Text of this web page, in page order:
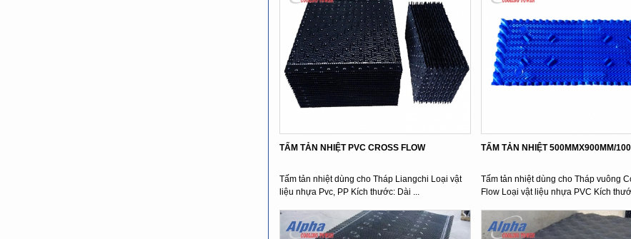
TẤM TẢN NHIỆT PVC CROSS FLOW
Tấm tản nhiệt dùng cho Tháp Liangchi Loại vật
liệu nhựa Pvc, PP Kích thước: Dài ...
TẤM TẢN NHIỆT 500MMX900MM/
Tấm tản nhiệt dùng cho Tháp vuông
Flow Loại vật liệu nhựa PVC Kích